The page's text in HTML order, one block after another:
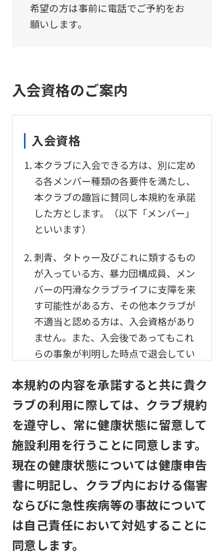
希望の方は事前に電話でご予約をお
願いします。
入会資格のご案内
入会資格
本クラブに入会できる方は、別に定め
る各メンバー種類の各要件を満たし、
本クラブの趣旨に賛同し本規約を承諾
した方とします。（以下「メンバー」
といいます）
刺青、タトゥー及びこれに類するもの
が入っている方、暴力団構成員、メン
バーの円滑なクラブライフに支障を来
す可能性がある方、その他本クラブが
不適当と認める方は、入会資格があり
ません。また、入会後であってもこれ
らの事象が判明した時点で退会してい
メンバーの利用及び事故
メンバーは、自己の責任と危険負担に
おいて、他のメンバーと協調して、本
クラブの施設を利用するものとしま
す。
本クラブは、メンバーが本クラブの施
設利用中に生じた盗難、怪我その他の
事故について、本クラブの責に帰すべ
き事由がない限り、責任は負いませ
本規約の内容を承諾すると共に貴ク
ラブの利用に際しては、クラブ規約
を遵守し、常に健康状態に留意して
施設利用を行うことに同意します。
現在の健康状態については健康申告
書に明記し、クラブ内における傷害
ならびに急性疾病等の事故について
は自己責任において対処することに
同意します。